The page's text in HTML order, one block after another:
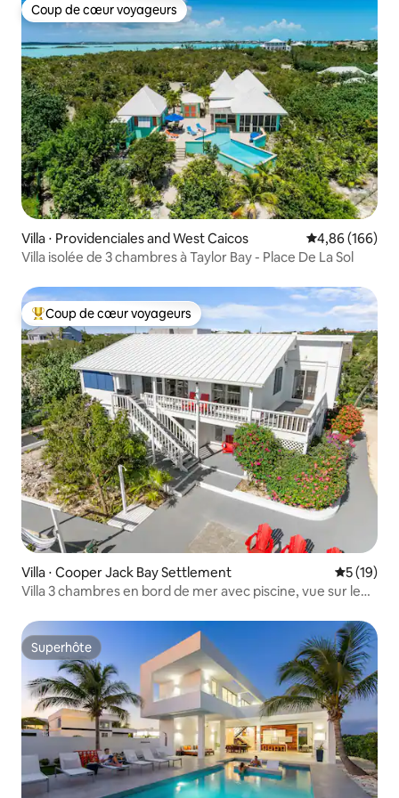
Coup de cœur voyageurs
Coup de cœur voyageurs
Villa ⋅ Providenciales and West Caicos Évaluation
4,86 (166)
Villa isolée de 3 chambres à Taylor Bay - Place De La Sol
Coups de cœur voyageurs les plus appréciés
Coup de cœur voyageurs
Villa ⋅ Cooper Jack Bay Settlement
5 (19)
Villa 3 chambres en bord de mer avec piscine, vue sur le
Superhôte
Superhôte